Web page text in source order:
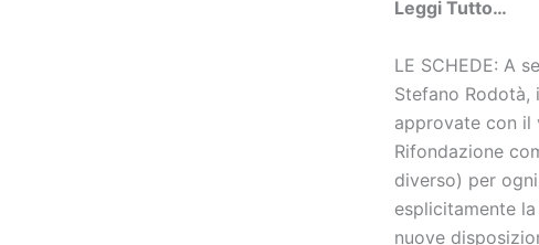
Leggi Tutto…
LE SCHEDE: A
Stefano
approvate con il
Rifondazione
diverso) per
esplicitamente
nuove